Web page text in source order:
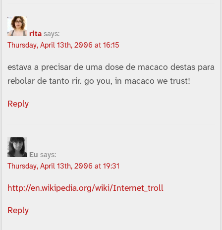
rita says:
Thursday, April 13th, 2006 at 16:15
estava a precisar de uma dose de macaco destas para
rebolar de tanto rir. go you, in macaco we trust!
Reply
Eu says:
Thursday, April 13th, 2006 at 19:31
http://en.wikipedia.org/wiki/Internet_troll
Reply